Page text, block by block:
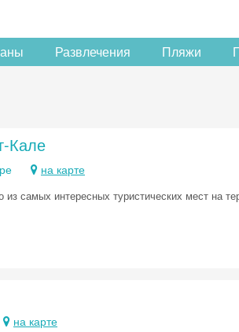
Развлечения Пляжи
Кале
на карте
самых интересных туристических мест на
на карте